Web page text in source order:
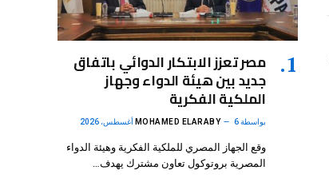
مصر تعزز الابتكار الدوائي باتفاق
جديد بين هيئة الدواء وجهاز
الملكية الفكرية
بواسطة MOHAMED ELARABY 6 أغسطس، 2026
وقع الجهاز المصري للملكية الفكرية وهيئة الدواء
المصرية بروتوكول تعاون مشترك يهدف…